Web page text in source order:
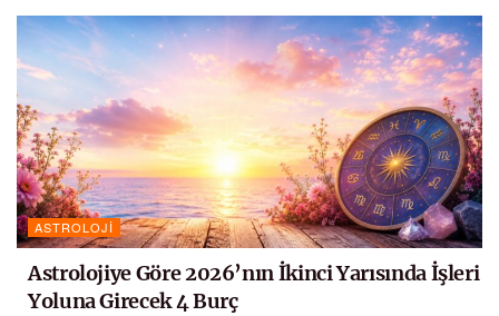
ASTROLOJI
Astrolojiye Göre 2026’nın İkinci Yarısında İşleri
Yoluna Girecek 4 Burç